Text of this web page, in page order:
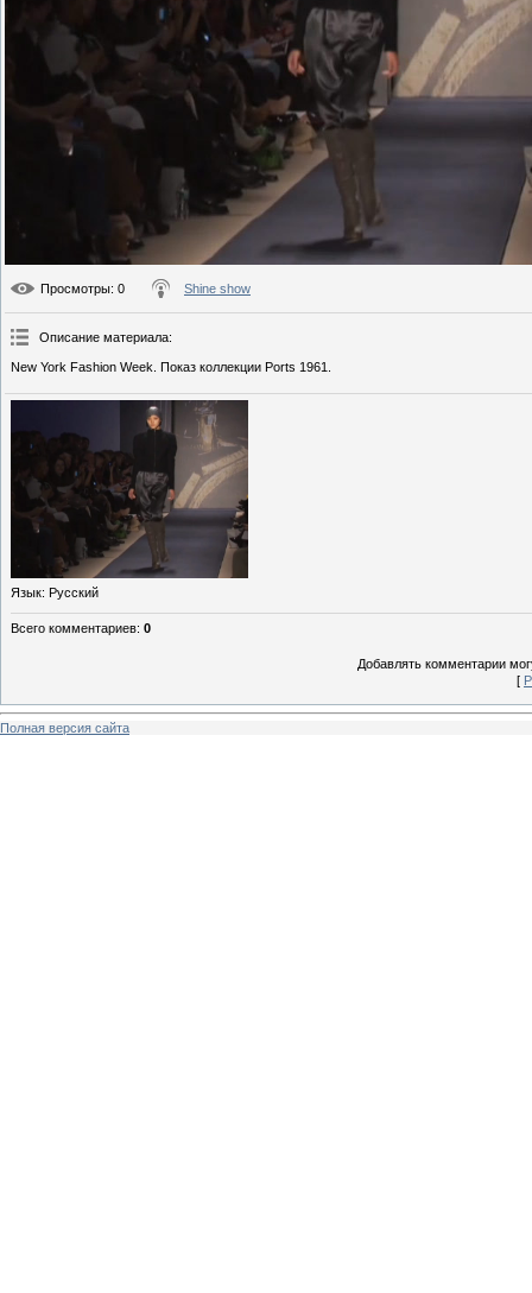
Просмотры: 0 Shine show
Описание материала:
New York Fashion Week. Показ коллекции Ports 1961.
Язык: Русский
Всего комментариев: 0
Добавлять комментарии
[
Полная версия сайта